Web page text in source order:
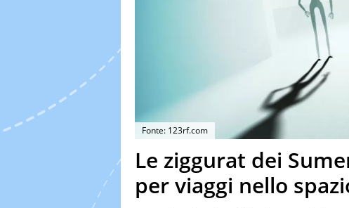
Fonte: 123rf.com
Le ziggurat dei
per viaggi nello